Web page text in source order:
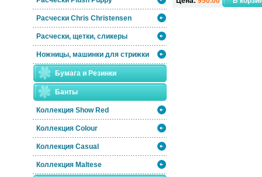
Расчески Сhris Christensen
Расчески, щетки, сликеры
Ножницы, машинки для стрижки
Бумага и Резинки
Банты
Коллекция Show Red
Коллекция Colour
Коллекция Casual
Коллекция Maltese